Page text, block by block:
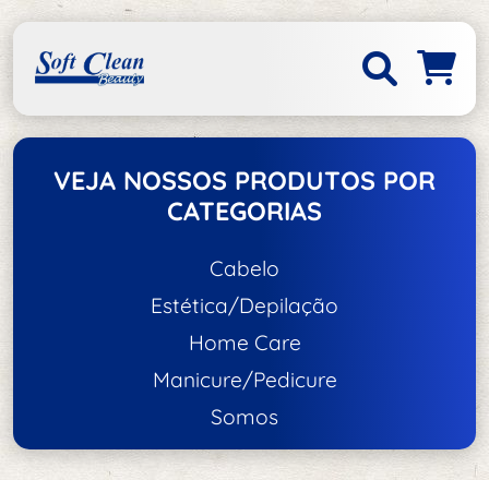
VEJA NOSSOS PRODUTOS POR
CATEGORIAS
Cabelo
Acessórios de Cabelo
Escovas e Pentes
Tratamento e Hidratação
Estética/Depilação
Acessórios de Estética/Depilação
Home Care
Acessórios
Manicure/Pedicure
Unhas
Aço Inox
Somos